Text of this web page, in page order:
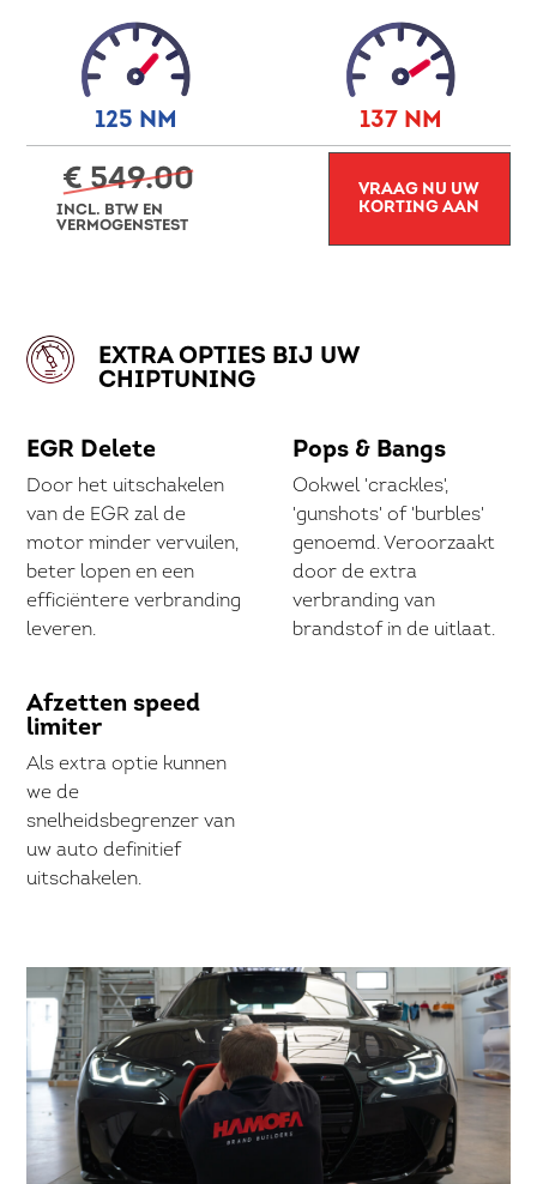
125 NM 137 NM
€ 549.00
INCL. BTW EN
VERMOGENSTEST
VRAAG NU UW
KORTING AAN
EXTRA OPTIES BIJ UW
CHIPTUNING
EGR Delete
Door het uitschakelen
van de EGR zal de
motor minder vervuilen,
beter lopen en een
efficiëntere verbranding
leveren.
Pops & Bangs
Ookwel 'crackles',
'gunshots' of 'burbles'
genoemd. Veroorzaakt
door de extra
verbranding van
brandstof in de uitlaat.
Afzetten speed
limiter
Als extra optie kunnen
we de
snelheidsbegrenzer van
uw auto definitief
uitschakelen.